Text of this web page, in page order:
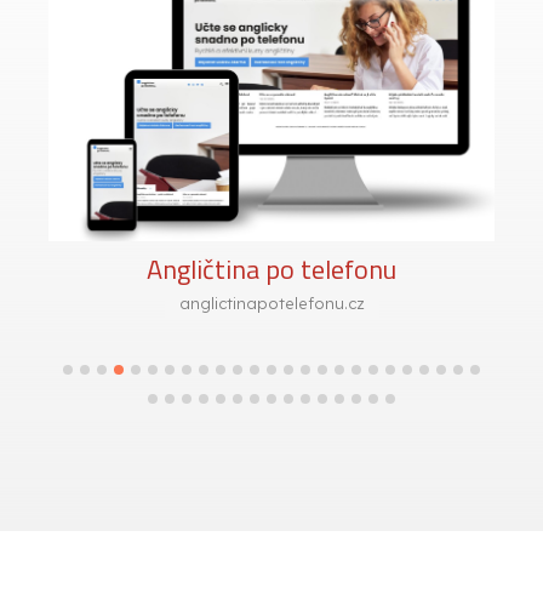
Angličtina po telefonu
anglictinapotelefonu.cz